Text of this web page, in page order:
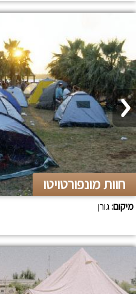
חוות מונפורטויטו
מיקום:גורן